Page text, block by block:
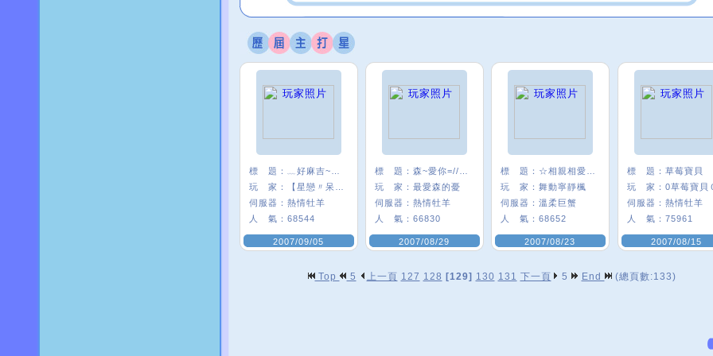
標 題：
玩 家：
伺服器： 熱情牡羊
人 氣： 68544
2007/09/05
標 題：
玩 家： 最愛森的憂
伺服器： 熱情牡羊
人 氣： 66830
2007/08/29
標 題：
玩 家： 舞動寧靜楓
伺服器： 溫柔巨蟹
人 氣： 68652
2007/08/23
標 題： 草莓寶貝
玩 家： 0草莓寶貝
伺服器： 熱情牡羊
人 氣： 75961
2007/08/15
Top 5 上一頁 127 128 [129] 130 131 下一頁 5 End (總頁數:133)